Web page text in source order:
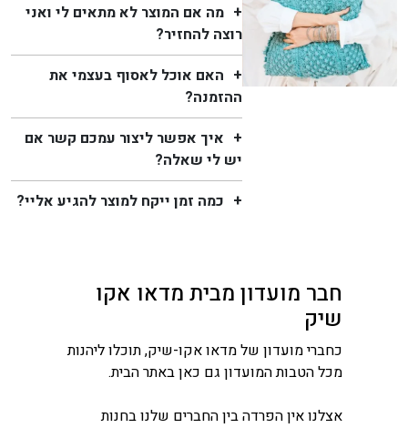
מה אם המוצר לא מתאים לי ואני
רוצה להחזיר?
האם אוכל לאסוף בעצמי את
ההזמנה?
איך אפשר ליצור עמכם קשר אם
יש לי שאלה?
כמה זמן ייקח למוצר להגיע אליי?
חבר מועדון מבית מדאו אקו
שיק
כחברי מועדון של מדאו אקו-שיק, תוכלו ליהנות
מכל הטבות המועדון גם כאן באתר הבית.
אצלנו אין הפרדה בין החברים שלנו בחנות